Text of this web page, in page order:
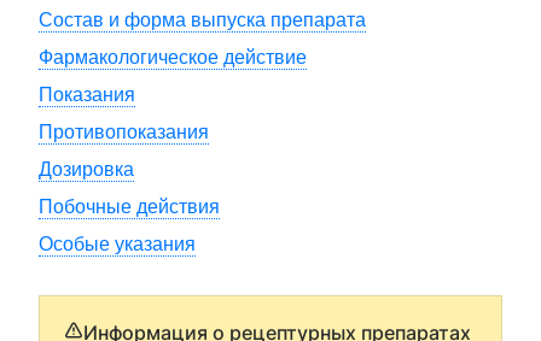
Состав и форма выпуска препарата
Фармакологическое действие
Показания
Противопоказания
Дозировка
Побочные действия
Особые указания
Информация о рецептурных препаратах